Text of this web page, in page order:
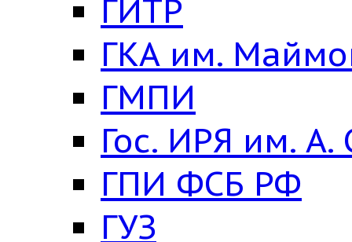
ГИТР
ГКА им.
ГМПИ
Гос. ИРЯ им.
ГПИ ФСБ РФ
ГУЗ